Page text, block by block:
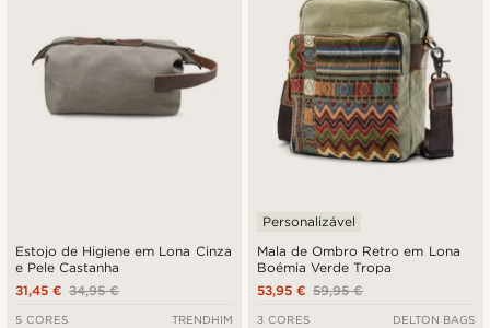
Estojo de Higiene em Lona Cinza
e Pele Castanha
34,95 €
31,45 €
5 CORES TRENDHIM
Mala de Ombro Retro em Lona
Boémia Verde Tropa
Personalizável
59,95 €
53,95 €
3 CORES DELTON BAGS